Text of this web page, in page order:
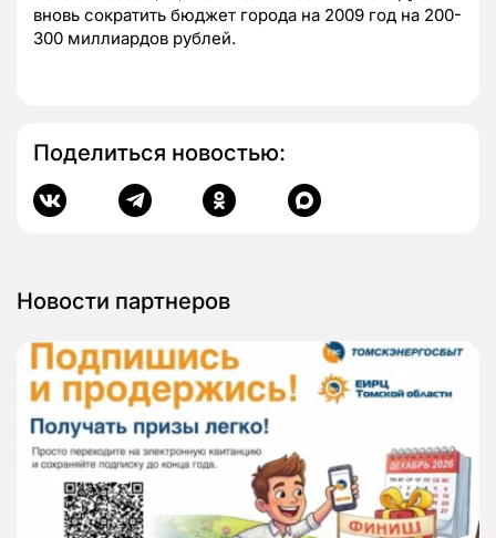
вновь сократить бюджет города на 2009 год на 200-
300 миллиардов рублей.
Поделиться новостью:
Новости партнеров